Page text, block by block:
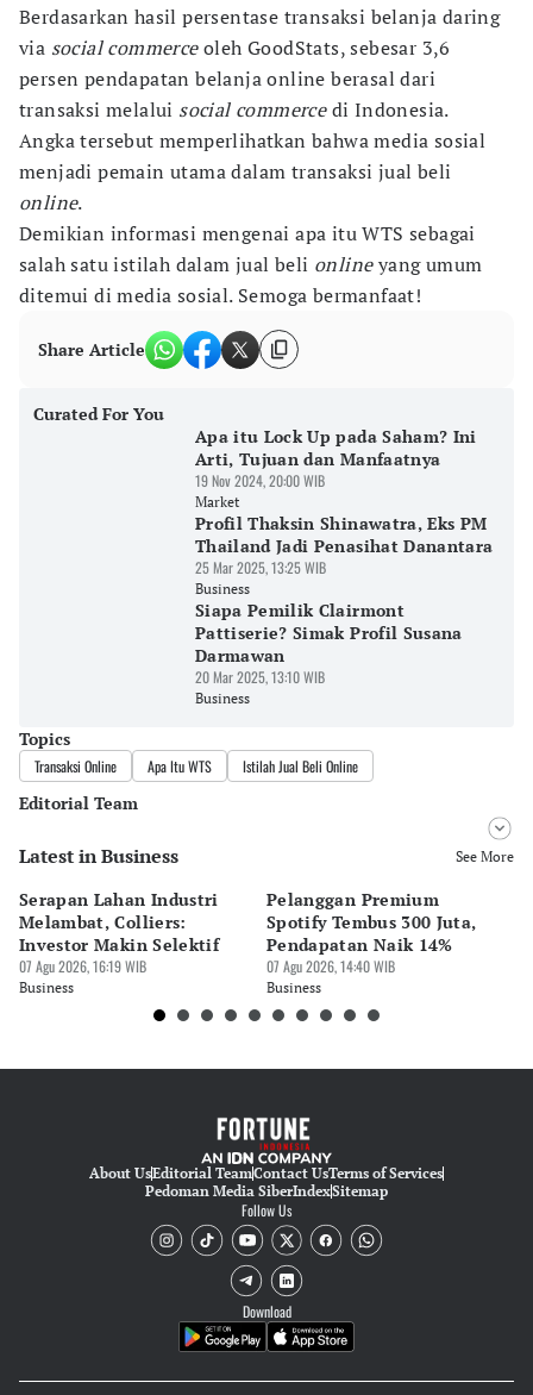
Berdasarkan hasil persentase transaksi belanja daring
via social commerceoleh GoodStats, sebesar 3,6
persen pendapatan belanja online berasal dari
transaksi melalui social commercedi Indonesia.
Angka tersebut memperlihatkan bahwa media sosial
menjadi pemain utama dalam transaksi jual beli
online.
Demikian informasi mengenai apa itu WTS sebagai
salah satu istilah dalam jual beli onlineyang umum
ditemui di media sosial. Semoga bermanfaat!
Share Article
Curated For You
Apa itu Lock Up pada Saham? Ini
Arti, Tujuan dan Manfaatnya
19 Nov 2024, 20:00 WIB
Market
Profil Thaksin Shinawatra, Eks PM
Thailand Jadi Penasihat Danantara
25 Mar 2025, 13:25 WIB
Business
Siapa Pemilik Clairmont
Pattiserie? Simak Profil Susana
Darmawan
20 Mar 2025, 13:10 WIB
Business
Topics
Transaksi Online Apa Itu WTS Istilah Jual Beli Online
Editorial Team
Editor
Editor
Nadia Agatha Pramesthi
Latest in Business See More
Serapan Lahan Industri
Melambat, Colliers:
Investor Makin Selektif
07 Agu 2026, 16:19 WIB
Business
Pelanggan Premium
Spotify Tembus 300 Juta,
Pendapatan Naik 14%
07 Agu 2026, 14:40 WIB
Business
About UsEditorial TeamContact UsTerms of Services
Pedoman Media SiberIndexSitemap
Follow Us
Download